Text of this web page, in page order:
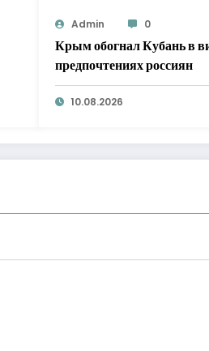
Admin 0
Крым обогнал Кубань в
предпочтениях россиян
10.08.2026